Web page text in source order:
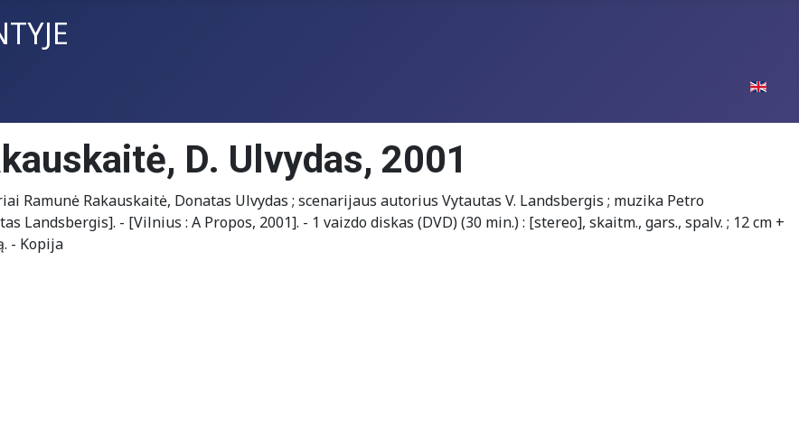
D. Ulvydas, 2001
Rakauskaitė, Donatas Ulvydas ; scenarijaus autorius Vytautas V. Landsbergis ; muzika Petro
Landsbergis]. - [Vilnius : A Propos, 2001]. - 1 vaizdo diskas (DVD) (30 min.) : [stereo], skaitm., gars., spalv. ; 12 cm +
- Kopija